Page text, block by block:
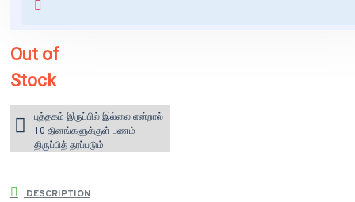
for orders above ₹1000 within
Out of
Stock
புத்தகம் இருப்பில் இல்லை என்றால்
10 தினங்களுக்குள் பணம்
திருப்பித் தரப்படும்.
DESCRIPTION